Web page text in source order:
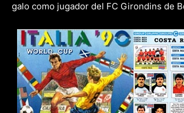
galo como jugador del FC Girondins de